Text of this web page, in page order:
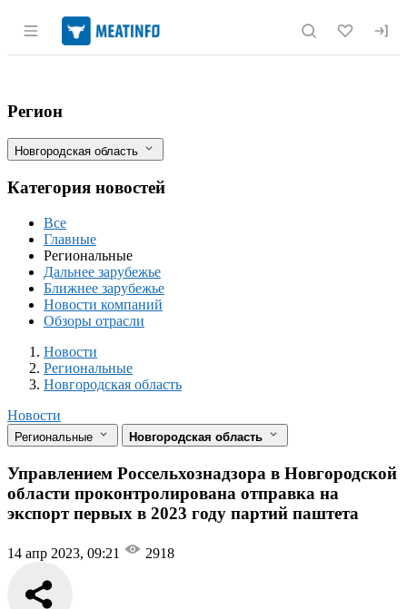
Раздел навигации по сайту
Управлением Россельхознадзора в
Фильтры
Регион
Новгородская область
Категория новостей
Все
Главные
Региональные
Дальнее зарубежье
Ближнее зарубежье
Новости компаний
Обзоры отрасли
Новости
Разделы
Новости
Региональные
Новгородская область
Новости
Региональные Новгородская область
Управлением Россельхознадзора в Новгородской
области проконтролирована отправка на
экспорт первых в 2023 году партий паштета
14 апр 2023, 09:21 2918